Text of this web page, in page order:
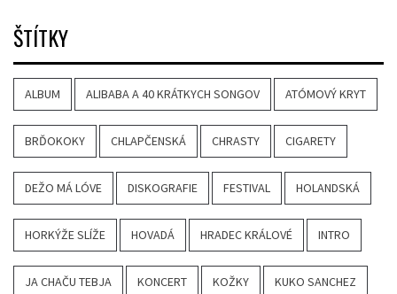
ŠTÍTKY
ALBUM ALIBABA A 40 KRÁTKYCH SONGOV ATÓMOVÝ KRYT
BRĎOKOKY CHLAPČENSKÁ CHRASTY CIGARETY
DEŽO MÁ LÓVE DISKOGRAFIE FESTIVAL HOLANDSKÁ
HORKÝŽE SLÍŽE HOVADÁ HRADEC KRÁLOVÉ INTRO
JA CHAČU TEBJA KONCERT KOŽKY KUKO SANCHEZ